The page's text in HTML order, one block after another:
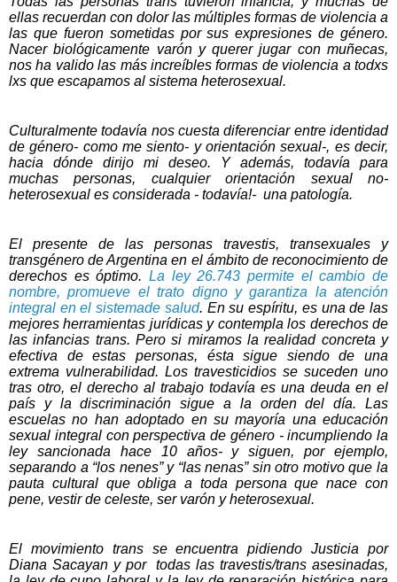
ellas recuerdan con dolor las múltiples formas de violencia a
las que fueron sometidas por sus expresiones de género.
Nacer biológicamente varón y querer jugar con muñecas,
nos ha valido las más increíbles formas de violencia a todxs
lxs que escapamos al sistema heterosexual.
Culturalmente todavía nos cuesta diferenciar entre identidad
de género- como me siento- y orientación sexual-, es decir,
hacia dónde dirijo mi deseo. Y además, todavía para
muchas personas, cualquier orientación sexual no-
heterosexual es considerada - todavía!- una patología.
El presente de las personas travestis, transexuales y
transgénero de Argentina en el ámbito de reconocimiento de
derechos es óptimo. La ley 26.743 permite el cambio de
nombre, promueve el trato digno y garantiza la atención
integral en el sistemade salud. En su espíritu, es una de las
mejores herramientas jurídicas y contempla los derechos de
las infancias trans. Pero si miramos la realidad concreta y
efectiva de estas personas, ésta sigue siendo de una
extrema vulnerabilidad. Los travesticidios se suceden uno
tras otro, el derecho al trabajo todavía es una deuda en el
país y la discriminación sigue a la orden del día. Las
escuelas no han adoptado en su mayoría una educación
sexual integral con perspectiva de género - incumpliendo la
ley sancionada hace 10 años- y siguen, por ejemplo,
separando a “los nenes” y “las nenas” sin otro motivo que la
pauta cultural que obliga a toda persona que nace con
pene, vestir de celeste, ser varón y heterosexual.
El movimiento trans se encuentra pidiendo Justicia por
Diana Sacayan y por todas las travestis/trans asesinadas,